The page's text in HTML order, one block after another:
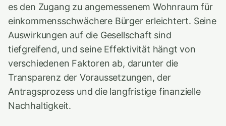
es den Zugang zu angemessenem Wohnraum für
einkommensschwächere Bürger erleichtert. Seine
Auswirkungen auf die Gesellschaft sind
tiefgreifend, und seine Effektivität hängt von
verschiedenen Faktoren ab, darunter die
Transparenz der Voraussetzungen, der
Antragsprozess und die langfristige finanzielle
Nachhaltigkeit.